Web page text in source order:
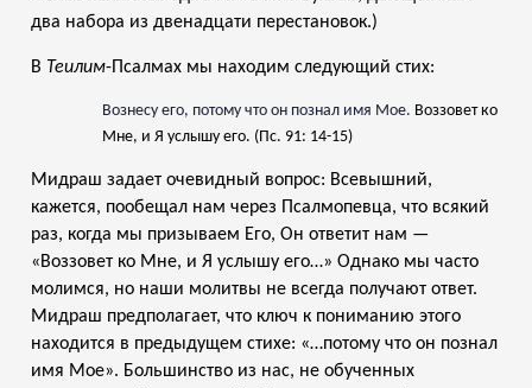
два набора из двенадцати перестановок.)
В Теилим-Псалмах мы находим следующий стих:
Вознесу его, потому что он познал имя Мое. Воззовет ко
Мне, и Я услышу его. (Пс. 91: 14-15)
Мидраш задает очевидный вопрос: Всевышний,
кажется, пообещал нам через Псалмопевца, что всякий
раз, когда мы призываем Его, Он ответит нам —
«Воззовет ко Мне, и Я услышу его…» Однако мы часто
молимся, но наши молитвы не всегда получают ответ.
Мидраш предполагает, что ключ к пониманию этого
находится в предыдущем стихе: «…потому что он познал
имя Мое». Большинство из нас, не обученных